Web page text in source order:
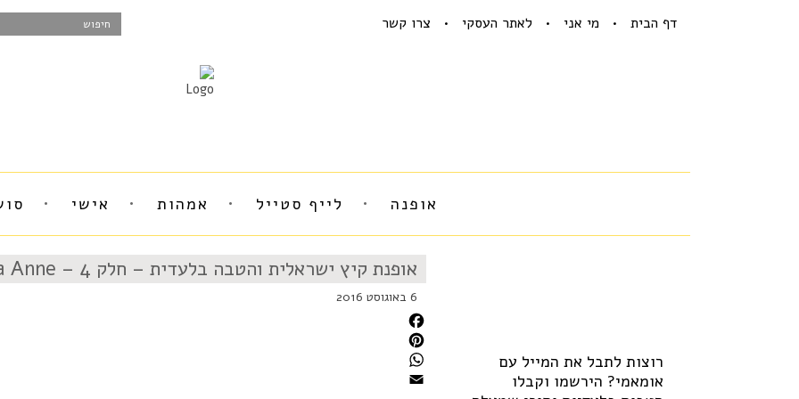
דף הבית מי אני לאתר העסקי צרו קשר
אופנה לייף סטייל אמהות אישי
אופנת קיץ ישראלית והטבה בלעדית – חלק 4 – Isidora Anne
6 באוגוסט 2016
Facebook
Pinterest
WhatsApp
רוצות לתבל את המייל עם
אומאמי? הירשמו וקבלו